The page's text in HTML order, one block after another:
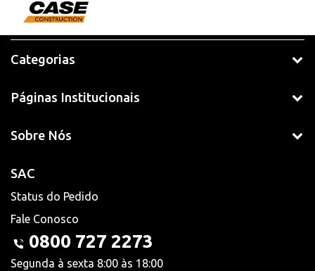
Categorias
Páginas Institucionais
Sobre Nós
SAC
Status do Pedido
Fale Conosco
0800 727 2273
Segunda à sexta 8:00 às 18:00